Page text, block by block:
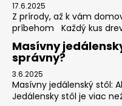
17.6.2025
Z prírody, až k vám
príbehom Každý kus
Masívny
správny?
3.6.2025
Masívny jedálenský stôl:
Jedálensky stôl je viac